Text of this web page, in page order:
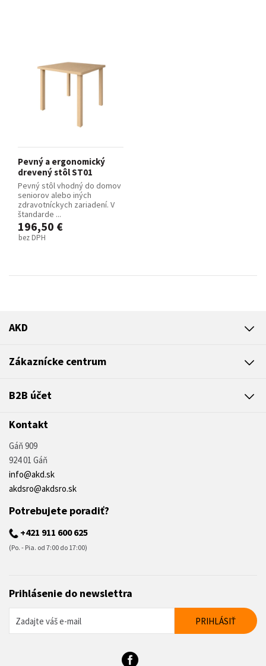
Pevný a ergonomický
drevený stôl ST01
Pevný stôl vhodný do domov
seniorov alebo iných
zdravotníckych zariadení. V
štandarde ...
196,50 €
bez DPH
AKD
Zákaznícke centrum
B2B účet
Kontakt
Gáň 909
924 01 Gáň
info@akd.sk
akdsro@akdsro.sk
Potrebujete poradiť?
+421 911 600 625
(Po. - Pia. od 7:00 do 17:00)
Prihlásenie do newslettra